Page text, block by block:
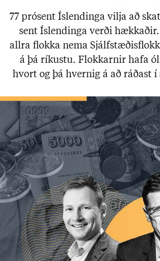
77 pró­sent Ís­lend­inga vilja að
sent Ís­lend­inga verði
allra flokka nema
á þá rík­ustu. Flokk­arn­ir hafa
hvort og þá hvernig á að ráð­ast